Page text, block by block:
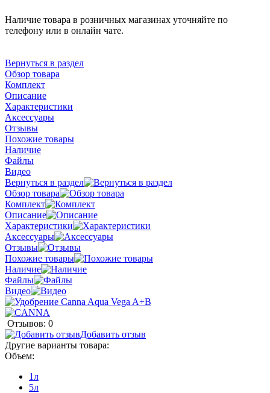
Наличие товара в розничных магазинах уточняйте по
телефону или в онлайн чате.
Вернуться в раздел
Обзор товара
Комплект
Описание
Характеристики
Аксессуары
Отзывы
Похожие товары
Наличие
Файлы
Видео
Вернуться в раздел
Обзор товара
Комплект
Описание
Характеристики
Аксессуары
Отзывы
Похожие товары
Наличие
Файлы
Видео
Отзывов: 0
Добавить отзыв
Другие варианты товара:
Объем:
1л
5л